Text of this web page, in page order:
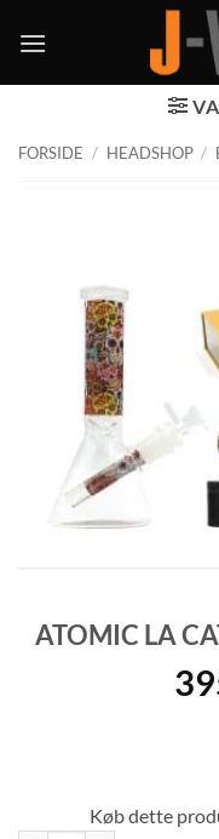
FORSIDE / HEADSHOP /
ATOMIC LA
Køb dette